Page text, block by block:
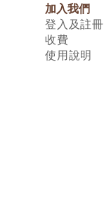
加入我們
登入及註冊
收費
使用說明